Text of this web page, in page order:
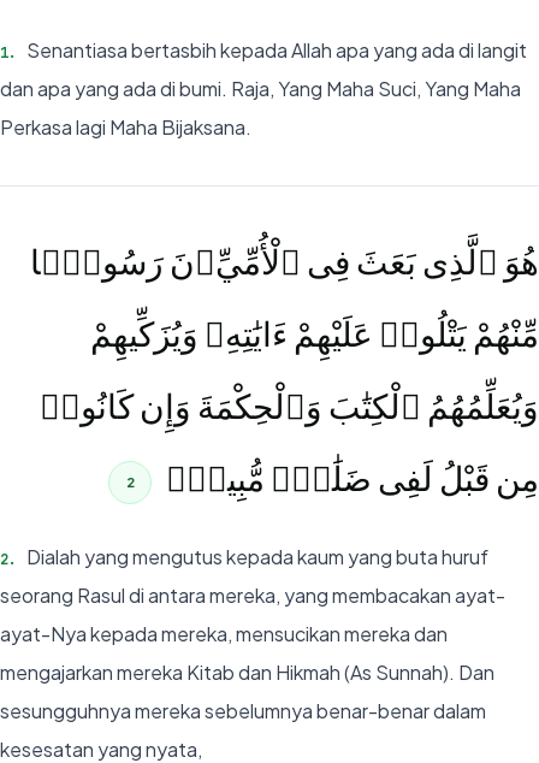
1.
Senantiasa bertasbih kepada Allah apa yang ada di langit
dan apa yang ada di bumi. Raja, Yang Maha Suci, Yang Maha
Perkasa lagi Maha Bijaksana.
هُوَ ٱلَّذِى بَعَثَ فِى ٱلْأُمِّيِّۦنَ رَسُولًۭا
مِّنْهُمْ يَتْلُوا۟ عَلَيْهِمْ ءَايَٰتِهِۦ وَيُزَكِّيهِمْ
وَيُعَلِّمُهُمُ ٱلْكِتَٰبَ وَٱلْحِكْمَةَ وَإِن كَانُوا۟
مِن قَبْلُ لَفِى ضَلَٰلٍۢ مُّبِينٍۢ
2
2.
Dialah yang mengutus kepada kaum yang buta huruf
seorang Rasul di antara mereka, yang membacakan ayat-
ayat-Nya kepada mereka, mensucikan mereka dan
mengajarkan mereka Kitab dan Hikmah (As Sunnah). Dan
sesungguhnya mereka sebelumnya benar-benar dalam
kesesatan yang nyata,